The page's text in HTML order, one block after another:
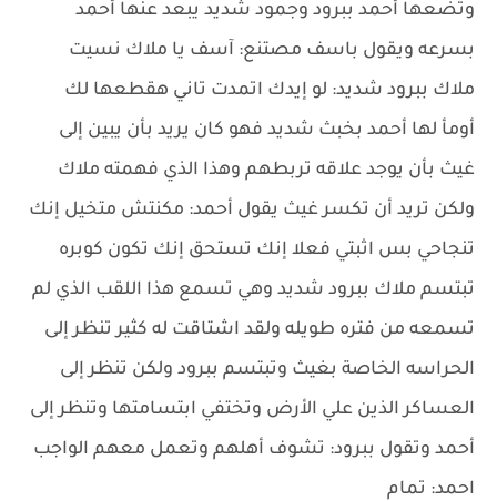
وتضعها أحمد ببرود وجمود شديد يبعد عنها أحمد
بسرعه ويقول باسف مصتنع: آسف يا ملاك نسيت
ملاك ببرود شديد: لو إيدك اتمدت تاني هقطعها لك
أومأ لها أحمد بخبث شديد فهو كان يريد بأن يبين إلى
غيث بأن يوجد علاقه تربطهم وهذا الذي فهمته ملاك
ولكن تريد أن تكسر غيث يقول أحمد: مكنتش متخيل إنك
تنجاحي بس اثبتي فعلا إنك تستحق إنك تكون كوبره
تبتسم ملاك ببرود شديد وهي تسمع هذا اللقب الذي لم
تسمعه من فتره طويله ولقد اشتاقت له كثير تنظر إلى
الحراسه الخاصة بغيث وتبتسم ببرود ولكن تنظر إلى
العساكر الذين علي الأرض وتختفي ابتسامتها وتنظر إلى
أحمد وتقول ببرود: تشوف أهلهم وتعمل معهم الواجب
احمد: تمام